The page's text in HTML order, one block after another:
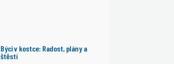
Býci v kostce: Radost, plány a
štěstí